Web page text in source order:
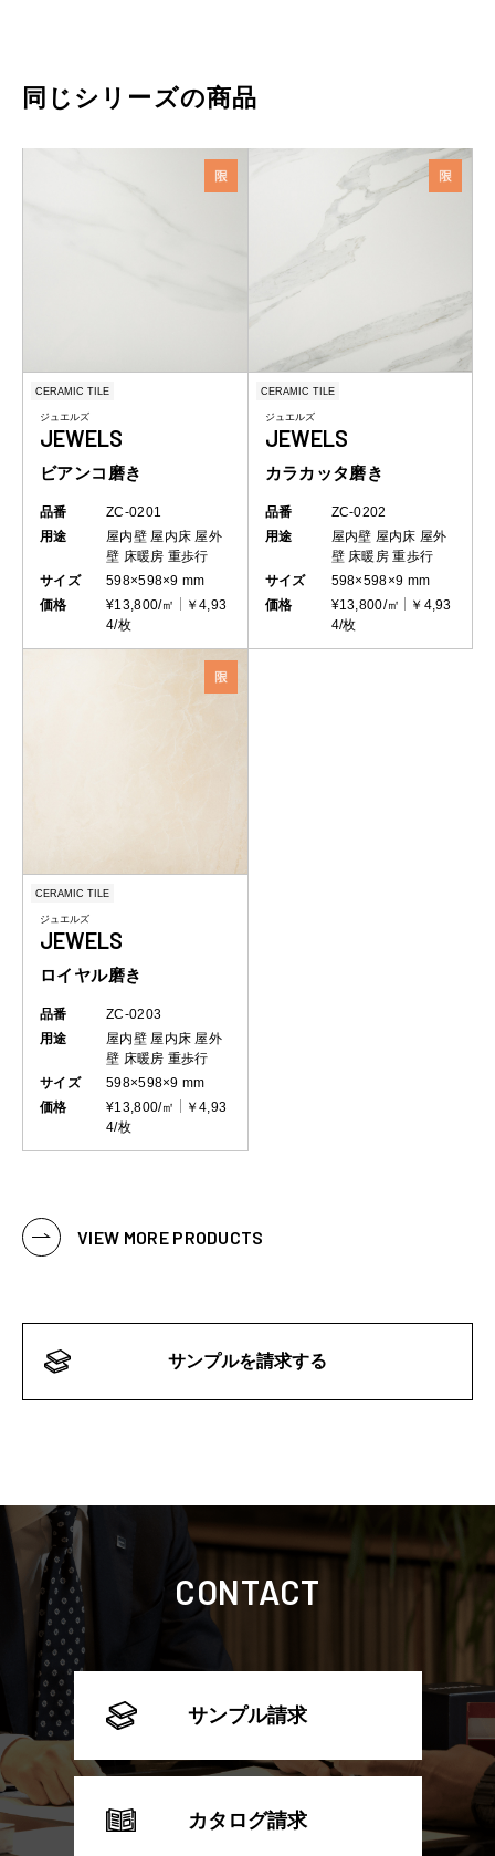
同じシリーズの商品
CERAMIC TILE
ジュエルズ
JEWELS
ビアンコ磨き
品番
ZC-0201
用途
屋内壁 屋内床 屋外
壁 床暖房 重歩行
サイズ
598×598×9 mm
価格
¥13,800/㎡
￥4,93
4/枚
CERAMIC TILE
ジュエルズ
JEWELS
カラカッタ磨き
品番
ZC-0202
用途
屋内壁 屋内床 屋外
壁 床暖房 重歩行
サイズ
598×598×9 mm
価格
¥13,800/㎡
￥4,93
4/枚
CERAMIC TILE
ジュエルズ
JEWELS
ロイヤル磨き
品番
ZC-0203
用途
屋内壁 屋内床 屋外
壁 床暖房 重歩行
サイズ
598×598×9 mm
価格
¥13,800/㎡
￥4,93
4/枚
VIEW MORE PRODUCTS
サンプルを請求する
CONTACT
サンプル請求
カタログ請求